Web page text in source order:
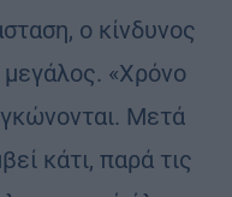
ο κίνδυνος
μεγάλος. «Χρόνο
Μετά
κάτι, παρά τις